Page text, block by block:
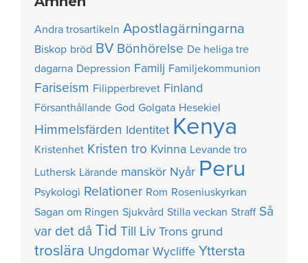
Andra trosartikeln Apostlagärningarna
Biskop bröd BV Bönhörelse De heliga tre
dagarna Depression Familj Familjekommunion
Fariseism Filipperbrevet Finland
Försanthållande God Golgata Hesekiel
Himmelsfärden Identitet Kenya
Kristenhet Kristen tro Kvinna Levande tro
Luthersk Lärande manskör Nyår Peru
Psykologi Relationer Rom Roseniuskyrkan
Sagan om Ringen Sjukvård Stilla veckan Straff Så
var det då Tid Till Liv Trons grund
troslära Ungdomar Wycliffe Yttersta